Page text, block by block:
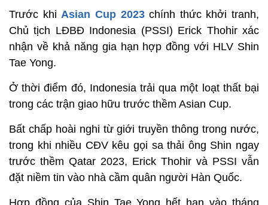
Trước khiAsian Cup 2023chính thức khởi tranh,
Chủ tịch LĐBĐ Indonesia (PSSI) Erick Thohir xác
nhận về khả năng gia hạn hợp đồng với HLV Shin
Tae Yong.
Ở thời điểm đó, Indonesia trải qua một loạt thất bại
trong các trận giao hữu trước thềm Asian Cup.
Bất chấp hoài nghi từ giới truyền thông trong nước,
trong khi nhiều CĐV kêu gọi sa thải ông Shin ngay
trước thềm Qatar 2023, Erick Thohir và PSSI vẫn
đặt niềm tin vào nhà cầm quân người Hàn Quốc.
Hợp đồng của Shin Tae Yong hết hạn vào tháng